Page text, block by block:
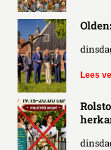
Lees